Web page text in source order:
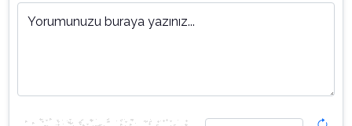
Yorumunuzu buraya yazınız...